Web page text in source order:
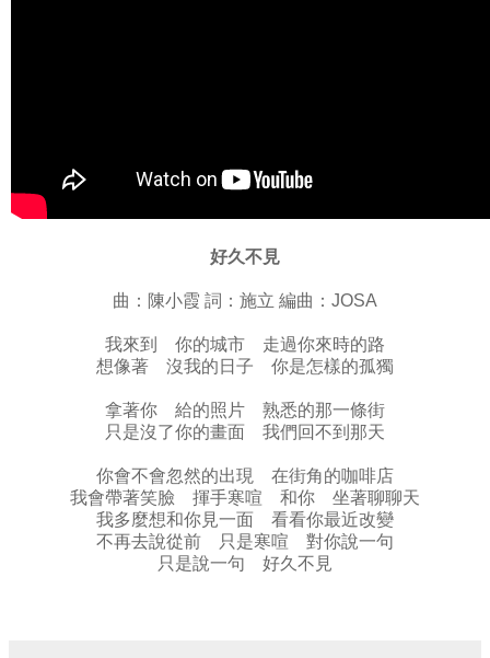
好久不見
曲：陳小霞 詞：施立 編曲：JOSA
我來到 你的城市 走過你來時的路
想像著 沒我的日子 你是怎樣的孤獨
拿著你 給的照片 熟悉的那一條街
只是沒了你的畫面 我們回不到那天
你會不會忽然的出現 在街角的咖啡店
我會帶著笑臉 揮手寒喧 和你 坐著聊聊天
我多麼想和你見一面 看看你最近改變
不再去說從前 只是寒喧 對你說一句
只是說一句 好久不見